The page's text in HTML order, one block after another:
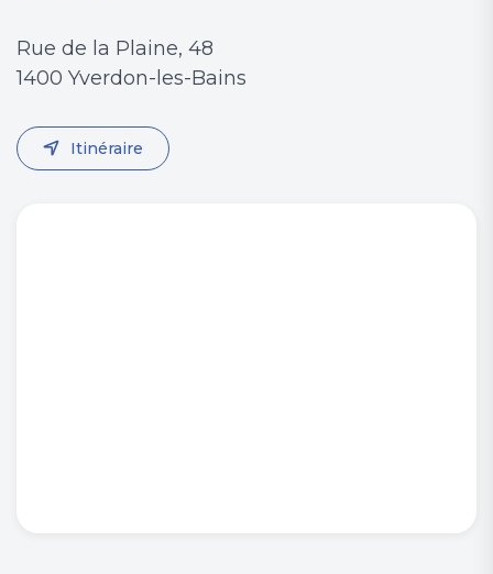
Rue de la Plaine, 48
1400 Yverdon-les-Bains
Itinéraire